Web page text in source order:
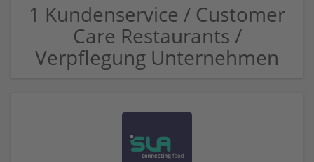
1 Kundenservice / Customer
Care Restaurants /
Verpflegung Unternehmen